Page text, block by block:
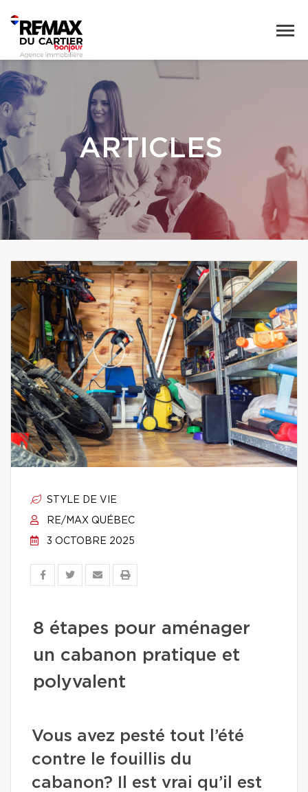
ARTICLES
STYLE DE VIE
RE/MAX QUÉBEC
3 OCTOBRE 2025
8 étapes pour aménager
un cabanon pratique et
polyvalent
Vous avez pesté tout l’été
contre le fouillis du
cabanon? Il est vrai qu’il est